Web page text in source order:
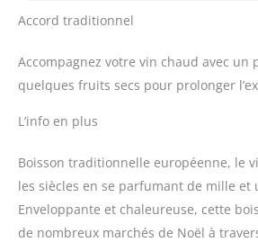
Accord traditionnel
Accompagnez votre vin chaud avec un
quelques fruits secs pour prolonger
L’info en plus
Boisson traditionnelle européenne, le
les siècles en se parfumant de mille et
Enveloppante et chaleureuse, cette
de nombreux marchés de Noël à